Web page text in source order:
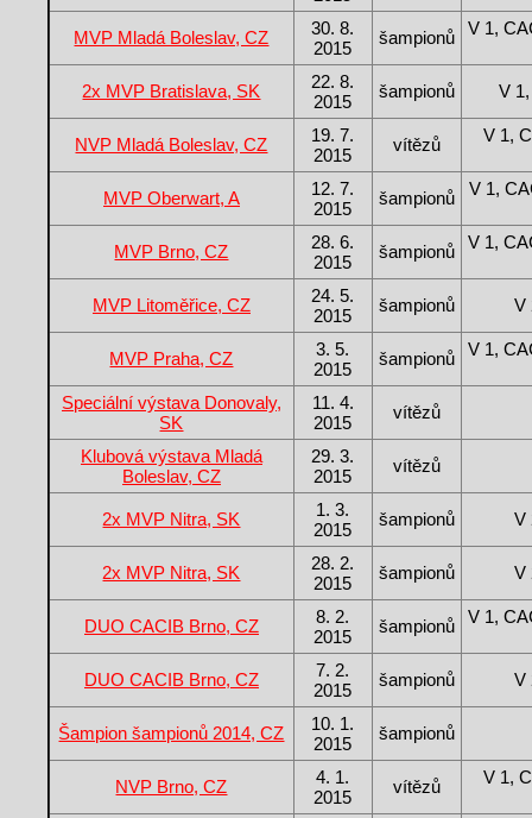
MVP Mladá Boleslav, CZ
30. 8.
2015
šampionů V 1,
2x MVP Bratislava, SK
22. 8.
2015
šampionů V
NVP Mladá Boleslav, CZ
19. 7.
2015
vítězů V 1,
MVP Oberwart, A
12. 7.
2015
šampionů V 1,
MVP Brno, CZ
28. 6.
2015
šampionů V 1,
MVP Litoměřice, CZ
24. 5.
2015
šampionů V
MVP Praha, CZ
3. 5.
2015
šampionů V 1,
Speciální výstava Donovaly,
SK
11. 4.
2015
vítězů
Klubová výstava Mladá
Boleslav, CZ
29. 3.
2015
vítězů
2x MVP Nitra, SK
1. 3.
2015
šampionů V
2x MVP Nitra, SK
28. 2.
2015
šampionů V
DUO CACIB Brno, CZ
8. 2.
2015
šampionů V 1,
DUO CACIB Brno, CZ
7. 2.
2015
šampionů V
Šampion šampionů 2014, CZ
10. 1.
2015
šampionů
NVP Brno, CZ
4. 1.
2015
vítězů V 1,